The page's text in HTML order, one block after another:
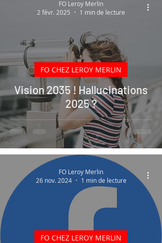
Vision 2035 ! Hallucinations
2025 ?
FO CHEZ LEROY MERLIN
FO Leroy Merlin
2 févr. 2025
1 min de lecture
FO CHEZ LEROY MERLIN
FO Leroy Merlin
26 nov. 2024
1 min de lecture